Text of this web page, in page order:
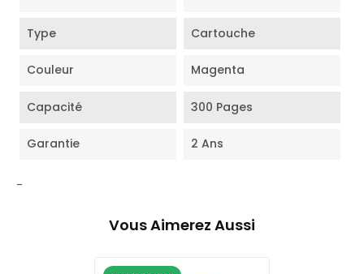
Type Cartouche
Couleur Magenta
Capacité 300 Pages
Garantie 2 Ans
-
Vous Aimerez Aussi